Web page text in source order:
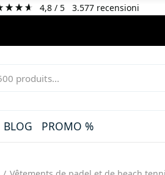
4,8/ 5 3.577 recensioni
BLOG PROMO %